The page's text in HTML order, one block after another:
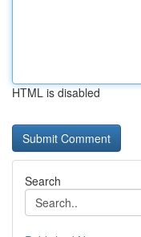
HTML is disabled
Search